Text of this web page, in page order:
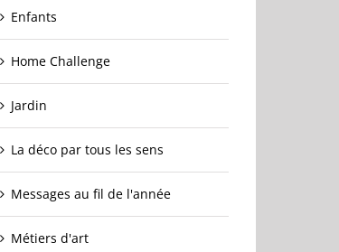
Enfants
Home Challenge
Jardin
La déco par tous les sens
Messages au fil de l'année
Métiers d'art